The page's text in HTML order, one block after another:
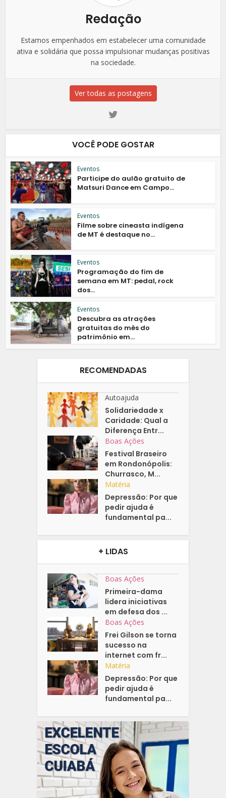
Redação
Estamos empenhados em estabelecer uma comunidade
ativa e solidária que possa impulsionar mudanças positivas
na sociedade.
Ver todas as postagens
VOCÊ PODE GOSTAR
Eventos
Participe do aulão gratuito de
Matsuri Dance em Campo...
Eventos
Filme sobre cineasta indígena
de MT é destaque no...
Eventos
Programação do fim de
semana em MT: pedal, rock
dos...
Eventos
Descubra as atrações
gratuitas do mês do
patrimônio em...
RECOMENDADAS
Autoajuda
Solidariedade x
Caridade: Qual a
Diferença Entr...
Boas Ações
Festival Braseiro
em Rondonópolis:
Churrasco, M...
Matéria
Depressão: Por que
pedir ajuda é
fundamental pa...
+ LIDAS
Boas Ações
Primeira-dama
lidera iniciativas
em defesa dos ...
Boas Ações
Frei Gilson se torna
sucesso na
internet com fr...
Matéria
Depressão: Por que
pedir ajuda é
fundamental pa...